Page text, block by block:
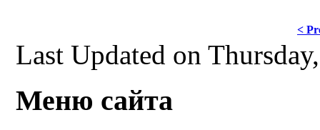
<
Last Updated on
Меню сайта